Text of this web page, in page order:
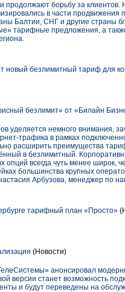
продолжают борьбу за
в части
Балтии, СНГ и другие страны
тарифные предложения, а
новый безлимитный тариф для
безлимит» от «Билайн
уделяется немного внимания,
трафика в рамках
расширить преимущества
в безлимитный.
опций всегда чуть менее
большинства крупных
Арбузова, менеджер по
тарифный план «Просто»
(Новости)
анонсировал
версии станет возможность
и будут переведены на